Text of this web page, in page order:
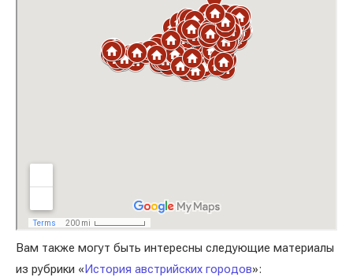
Вам также могут быть интересны следующие материалы
из рубрики «История австрийских городов»: